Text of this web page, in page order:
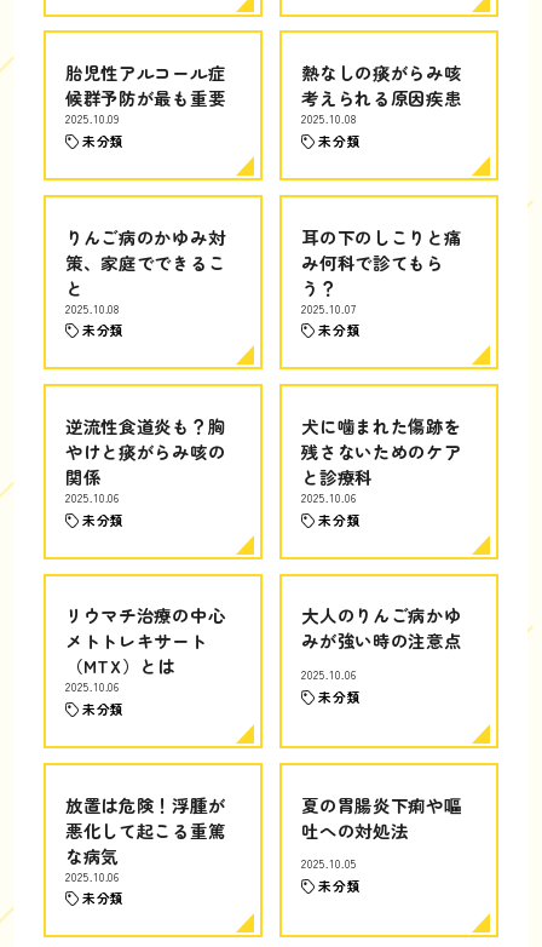
胎児性アルコール症
候群予防が最も重要
2025.10.09
未分類
熱なしの痰がらみ咳
考えられる原因疾患
2025.10.08
未分類
りんご病のかゆみ対
策、家庭でできるこ
と
2025.10.08
未分類
耳の下のしこりと痛
み何科で診てもら
う？
2025.10.07
未分類
逆流性食道炎も？胸
やけと痰がらみ咳の
関係
2025.10.06
未分類
犬に噛まれた傷跡を
残さないためのケア
と診療科
2025.10.06
未分類
リウマチ治療の中心
メトトレキサート
（MTX）とは
2025.10.06
未分類
大人のりんご病かゆ
みが強い時の注意点
2025.10.06
未分類
放置は危険！浮腫が
悪化して起こる重篤
な病気
2025.10.06
未分類
夏の胃腸炎下痢や嘔
吐への対処法
2025.10.05
未分類